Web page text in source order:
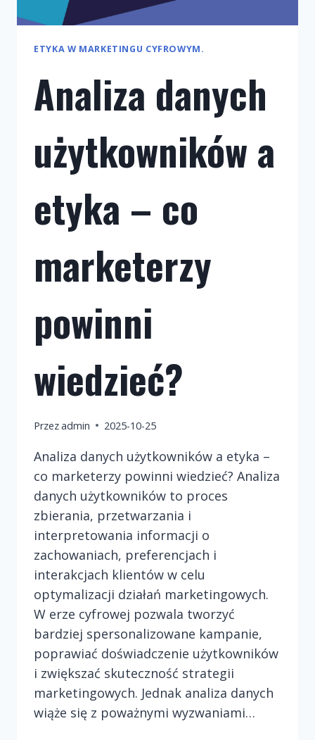
ETYKA W MARKETINGU CYFROWYM.
Analiza danych
użytkowników a
etyka – co
marketerzy
powinni
wiedzieć?
Przezadmin 2025-10-25
Analiza danych użytkowników a etyka –
co marketerzy powinni wiedzieć? Analiza
danych użytkowników to proces
zbierania, przetwarzania i
interpretowania informacji o
zachowaniach, preferencjach i
interakcjach klientów w celu
optymalizacji działań marketingowych.
W erze cyfrowej pozwala tworzyć
bardziej spersonalizowane kampanie,
poprawiać doświadczenie użytkowników
i zwiększać skuteczność strategii
marketingowych. Jednak analiza danych
wiąże się z poważnymi wyzwaniami…